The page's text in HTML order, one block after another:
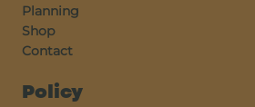
Planning
Shop
Contact
Policy